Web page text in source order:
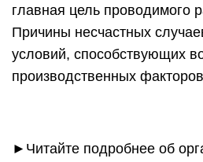
главная цель проводимого
Причины несчастных
условий, способствующих
производственных
►Читайте подробнее об